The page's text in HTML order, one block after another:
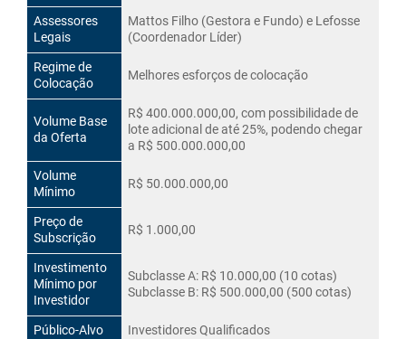
Assessores
Legais
Mattos Filho (Gestora e Fundo) e Lefosse
(Coordenador Líder)
Regime de
Colocação
Melhores esforços de colocação
Volume Base
da Oferta
R$ 400.000.000,00, com possibilidade de
lote adicional de até 25%, podendo chegar
a R$ 500.000.000,00
Volume
Mínimo
R$ 50.000.000,00
Preço de
Subscrição
R$ 1.000,00
Investimento
Mínimo por
Investidor
Subclasse A: R$ 10.000,00 (10 cotas)
Subclasse B: R$ 500.000,00 (500 cotas)
Público-Alvo Investidores Qualificados